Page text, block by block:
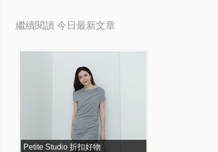
繼續閱讀 今日最新文章
Petite Studio 折扣好物